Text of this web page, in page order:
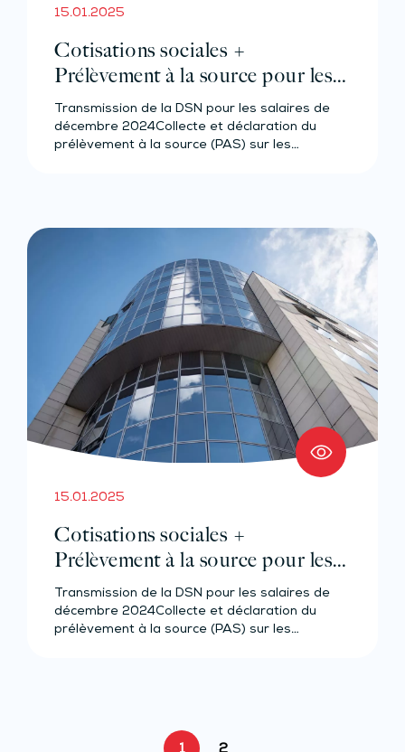
15.01.2025
Cotisations sociales +
Prélèvement à la source pour les
salariés et assimilés (effectif de 10
salariés au plus)
Transmission de la DSN pour les salaires de
décembre 2024Collecte et déclaration du
prélèvement à la source (PAS) sur les…
15.01.2025
Cotisations sociales +
Prélèvement à la source pour les
salariés et assimilés (effectif de 11 à
49 salariés)
Transmission de la DSN pour les salaires de
décembre 2024Collecte et déclaration du
prélèvement à la source (PAS) sur les…